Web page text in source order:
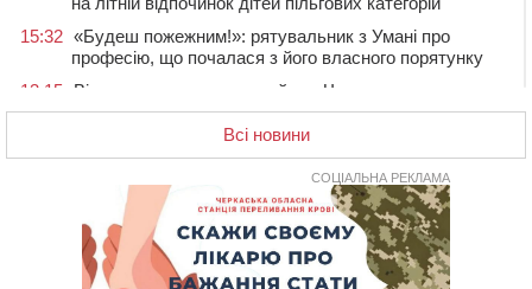
15:32 «Будеш пожежним!»: рятувальник з Умані про
професію, що почалася з його власного порятунку
13:15
Від початку року на водоймах Черкащини загинули
37 людей, серед них 2 дітей
Водійка на смерть збила велосипедиста в
Напав на собаку з палицею та намагався наїхати на
іншу тварину: на Уманщині поліція відкрила
кримінальне провадження
Безкоштовне харчування, укриття та STEM: Черкаси
Всі новини
СОЦІАЛЬНА РЕКЛАМА